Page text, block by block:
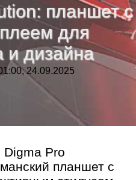
планшет с
для
и дизайна
24.09.2025
Digma Pro
планшет c